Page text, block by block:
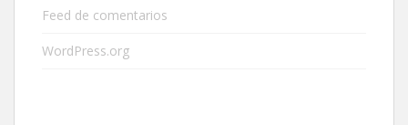
Feed de comentarios
WordPress.org